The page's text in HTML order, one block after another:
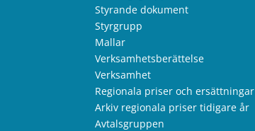
Styrande dokument
Styrgrupp
Mallar
Verksamhetsberättelse
Verksamhet
Regionala priser och ersättningar
Arkiv regionala priser tidigare år
Avtalsgruppen